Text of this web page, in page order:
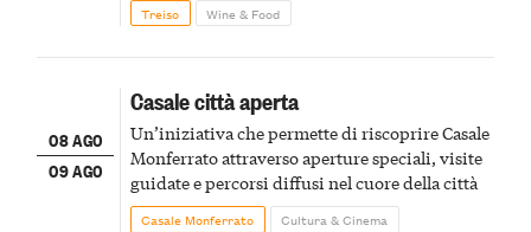
Treiso Wine & Food
08 AGO
09 AGO
Casale città aperta
Un’iniziativa che permette di riscoprire Casale
Monferrato attraverso aperture speciali, visite
guidate e percorsi diffusi nel cuore della città
Casale Monferrato Cultura & Cinema